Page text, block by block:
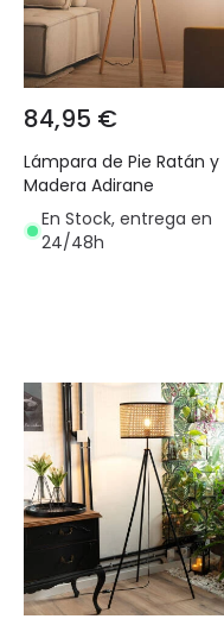
84,95 €
Lámpara de Pie Ratán y
Madera Adirane
En Stock, entrega en
24/48h